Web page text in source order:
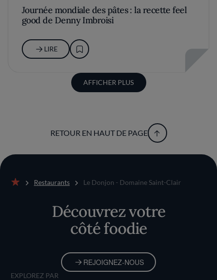
Journée mondiale des pâtes : la recette feel
good de Denny Imbroisi
LIRE
AFFICHER PLUS
RETOUR EN HAUT DE PAGE
Restaurants Le Donjon - Domaine Saint-Clair
Découvrez votre
côté foodie
REJOIGNEZ-NOUS
EXPLOREZ PAR